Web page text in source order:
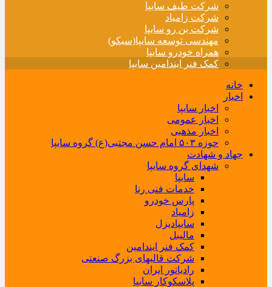
شرکت طیف سایپا
شرکت زامیاد
شرکت بن رو سایپا
مهندسی توسعه سایپا(سیکو)
همراه خودرو سایپا
کمک فنر ایندامین سایپا
خانه
اخبار
اخبار سایپا
اخبار عمومی
اخبار مذهبی
حوزه ۵۰۳ امام حسن مجتبی(ع) گروه سایپا
جهاد و شهادت
شهدای گروه سایپا
سایپا
خدمات فنی رنا
پارس خودرو
زامیاد
سایپادیزل
مالیبل
کمک فنر ایندامین
شرکت قالبهای بزرگ صنعتی
رادیاتور ایران
پلاسکوکار سایپا